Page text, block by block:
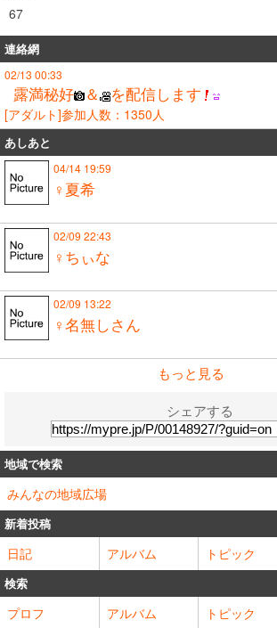
67
連絡網
02/13 00:33
露満秘好 ＆ を配信します
[アダルト]参加人数：1350人
あしあと
04/14 19:59
♀夏希
02/09 22:43
♀ちぃな
02/09 13:22
♀名無しさん
もっと見る
シェアする
地域で検索
みんなの地域広場
新着投稿
日記 アルバム トピック
検索
プロフ アルバム トピック